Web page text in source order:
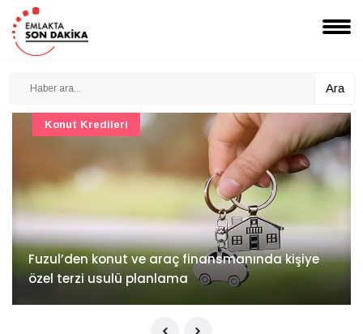
Ara
İv Kandilli'de yaşam yakında başlıyor
Konut Projeleri